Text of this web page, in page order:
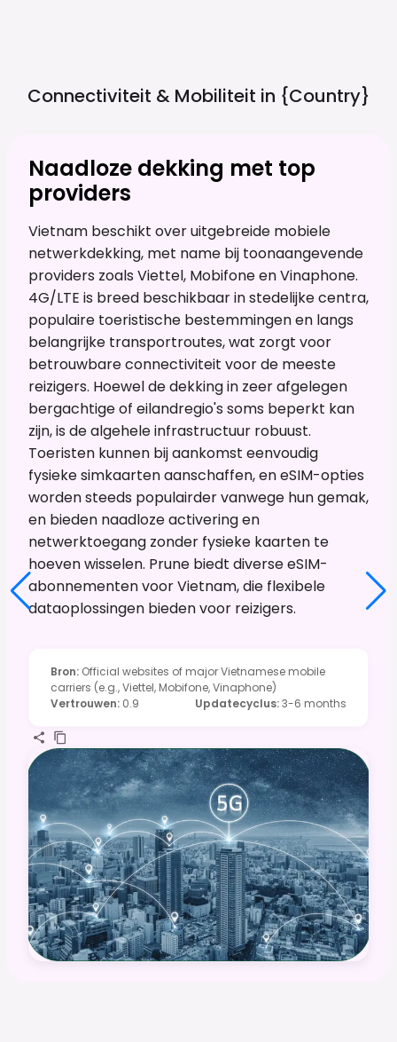
Connectiviteit & Mobiliteit in {country}
Naadloze dekking met top
providers
Vietnam beschikt over uitgebreide mobiele
netwerkdekking, met name bij toonaangevende
providers zoals Viettel, Mobifone en Vinaphone.
4G/LTE is breed beschikbaar in stedelijke centra,
populaire toeristische bestemmingen en langs
belangrijke transportroutes, wat zorgt voor
betrouwbare connectiviteit voor de meeste
reizigers. Hoewel de dekking in zeer afgelegen
bergachtige of eilandregio's soms beperkt kan
zijn, is de algehele infrastructuur robuust.
Toeristen kunnen bij aankomst eenvoudig
fysieke simkaarten aanschaffen, en eSIM-opties
worden steeds populairder vanwege hun gemak,
en bieden naadloze activering en
netwerktoegang zonder fysieke kaarten te
hoeven wisselen. Prune biedt diverse eSIM-
abonnementen voor Vietnam, die flexibele
dataoplossingen bieden voor reizigers.
Bron: Official websites of major Vietnamese mobile
carriers (e.g., Viettel, Mobifone, Vinaphone)
Vertrouwen: 0.9 Updatecyclus:3-6 months